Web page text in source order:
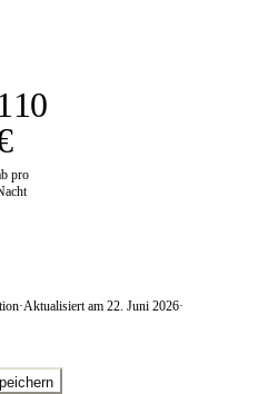
pro
·Aktualisiert am 22. Juni 2026·